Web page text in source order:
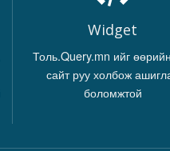
Widget
Толь.Query.mn ийг
сайт руу холбож
боломжтой